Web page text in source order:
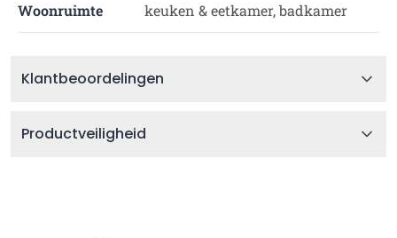
Woonruimte keuken & eetkamer, badkamer
Klantbeoordelingen
Productveiligheid